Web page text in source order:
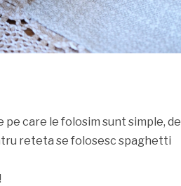
pe care le folosim sunt simple, de
reteta se folosesc spaghetti